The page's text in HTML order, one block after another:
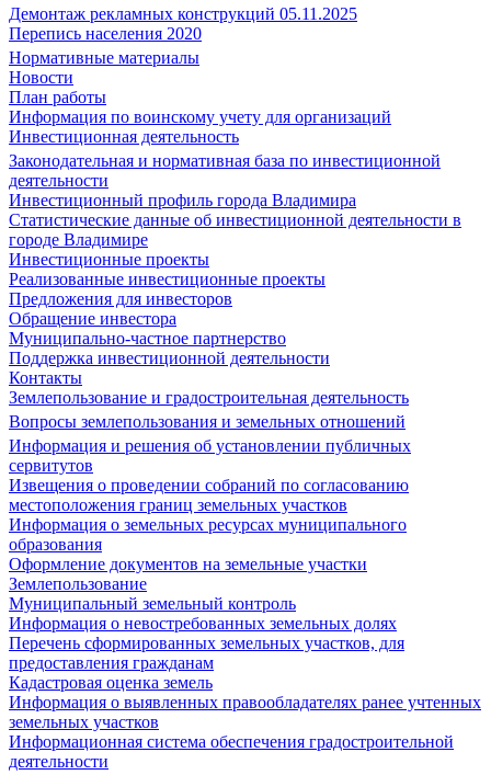
Демонтаж рекламных конструкций 05.11.2025
Перепись населения 2020
Нормативные материалы
Новости
План работы
Информация по воинскому учету для организаций
Инвестиционная деятельность
Законодательная и нормативная база по инвестиционной
деятельности
Инвестиционный профиль города Владимира
Статистические данные об инвестиционной деятельности в
городе Владимире
Инвестиционные проекты
Реализованные инвестиционные проекты
Предложения для инвесторов
Обращение инвестора
Муниципально-частное партнерство
Поддержка инвестиционной деятельности
Контакты
Землепользование и градостроительная деятельность
Вопросы землепользования и земельных отношений
Информация и решения об установлении публичных
сервитутов
Извещения о проведении собраний по согласованию
местоположения границ земельных участков
Информация о земельных ресурсах муниципального
образования
Оформление документов на земельные участки
Землепользование
Муниципальный земельный контроль
Информация о невостребованных земельных долях
Перечень сформированных земельных участков, для
предоставления гражданам
Кадастровая оценка земель
Информация о выявленных правообладателях ранее учтенных
земельных участков
Информационная система обеспечения градостроительной
деятельности